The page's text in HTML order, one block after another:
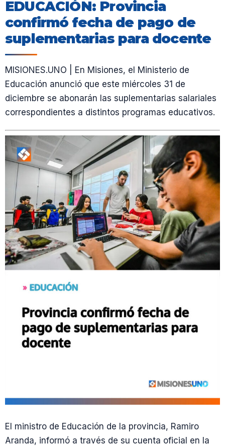
EDUCACIÓN: Provincia
confirmó fecha de pago de
suplementarias para docente
MISIONES.UNO | En Misiones, el Ministerio de
Educación anunció que este miércoles 31 de
diciembre se abonarán las suplementarias salariales
correspondientes a distintos programas educativos.
El ministro de Educación de la provincia, Ramiro
Aranda, informó a través de su cuenta oficial en la